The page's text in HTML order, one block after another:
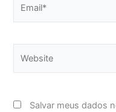
Salvar meus dados